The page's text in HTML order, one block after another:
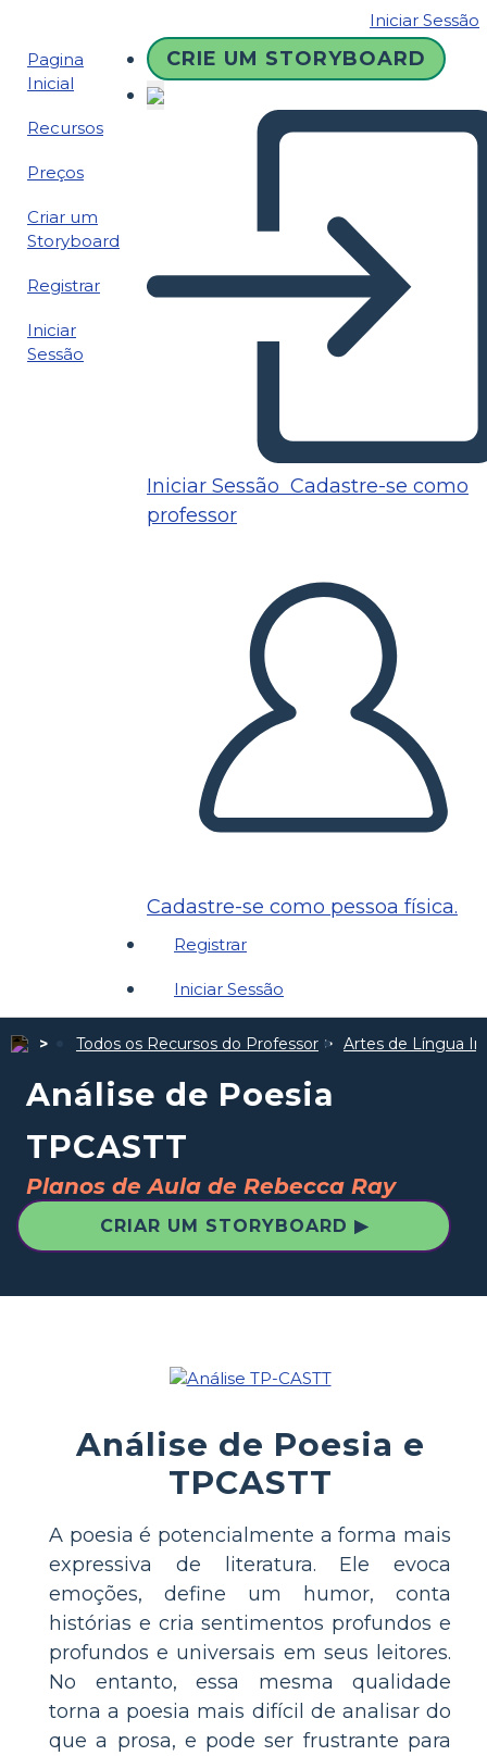
Iniciar Sessão
Pagina
Inicial
Recursos
Preços
Criar um
Storyboard
Registrar
Iniciar
Sessão
CRIE UM STORYBOARD
Iniciar Sessão Cadastre-se como
professor
Cadastre-se como pessoa física.
Registrar
Iniciar Sessão
Todos os Recursos do Professor Artes de Língua
Análise de Poesia
TPCASTT
Planos de Aula de Rebecca Ray
CRIAR UM STORYBOARD ▶
Análise de Poesia e
TPCASTT
A poesia é potencialmente a forma mais
expressiva de literatura. Ele evoca
emoções, define um humor, conta
histórias e cria sentimentos profundos e
profundos e universais em seus leitores.
No entanto, essa mesma qualidade
torna a poesia mais difícil de analisar do
que a prosa, e pode ser frustrante para